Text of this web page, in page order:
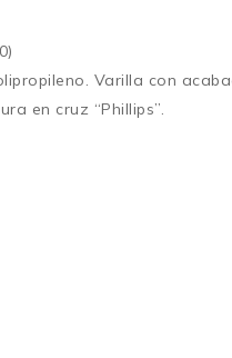
Varilla con
en cruz “Phillips”.